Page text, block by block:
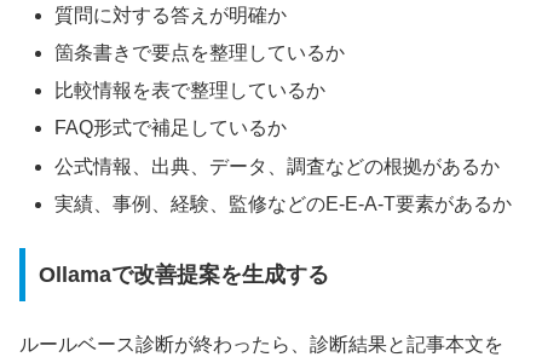
質問に対する答えが明確か
箇条書きで要点を整理しているか
比較情報を表で整理しているか
FAQ形式で補足しているか
公式情報、出典、データ、調査などの根拠があるか
実績、事例、経験、監修などのE-E-A-T要素があるか
Ollamaで改善提案を生成する
ルールベース診断が終わったら、診断結果と記事本文を